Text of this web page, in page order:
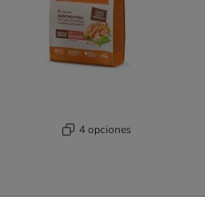
4 opciones